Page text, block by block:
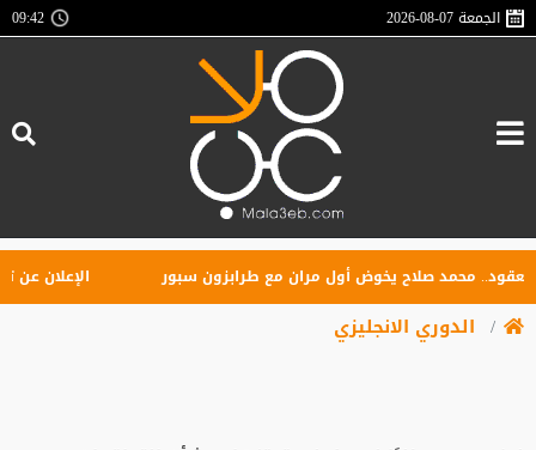
الجمعة2026-08-07
09:42
محمد صلاح يخوض أول مران مع طرابزون سبور الإعلان عن
الدوري الانجليزي